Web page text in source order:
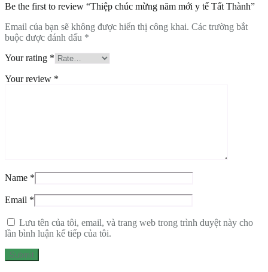
Be the first to review “Thiệp chúc mừng năm mới y tế Tất Thành”
Email của bạn sẽ không được hiển thị công khai. Các trường bắt
buộc được đánh dấu *
Your rating *
Your review *
Name *
Email *
Lưu tên của tôi, email, và trang web trong trình duyệt này cho
lần bình luận kế tiếp của tôi.